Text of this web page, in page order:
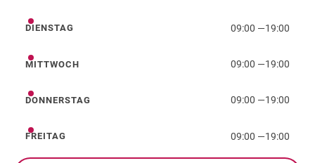
Dienstag
DIENSTAG 09:00 —19:00
Mittwoch
MITTWOCH 09:00 —19:00
Donnerstag
DONNERSTAG 09:00 —19:00
Freitag
FREITAG 09:00 —19:00